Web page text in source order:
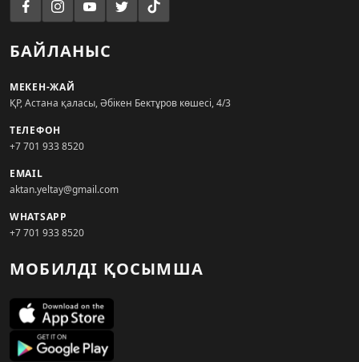
БАЙЛАНЫС
МЕКЕН-ЖАЙ
ҚР, Астана қаласы, Әбікен Бектұров көшесі, 4/3
ТЕЛЕФОН
+7 701 933 8520
EMAIL
aktan.yeltay@gmail.com
WHATSAPP
+7 701 933 8520
МОБИЛДІ ҚОСЫМША